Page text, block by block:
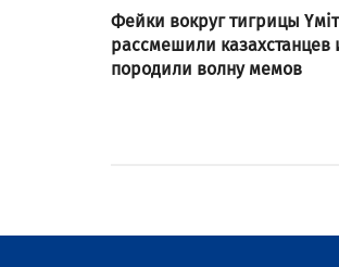
Фейки вокруг тигрицы Үміт
рассмешили казахстанцев
породили волну мемов